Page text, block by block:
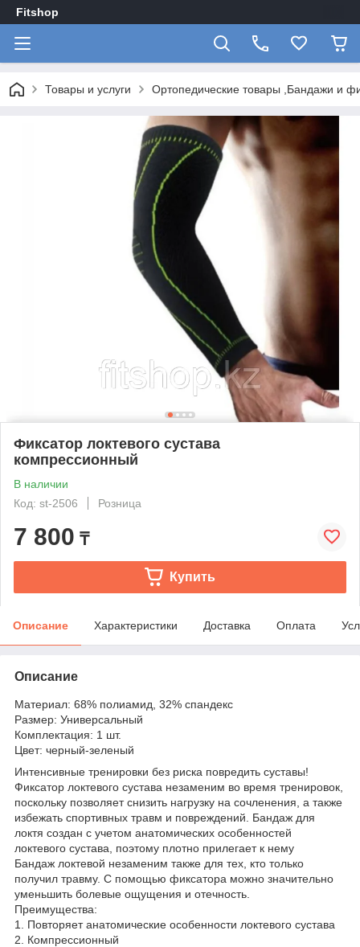
Fitshop
Товары и услуги Ортопедические товары ,Бандажи и
Фиксатор локтевого сустава
компрессионный
В наличии
Код: st-2506
Розница
7 800 ₸
Купить
Описание Характеристики Доставка Оплата
Описание
Материал: 68% полиамид, 32% спандекс
Размер: Универсальный
Комплектация: 1 шт.
Цвет: черный-зеленый
Интенсивные тренировки без риска повредить суставы!
Фиксатор локтевого сустава незаменим во время тренировок,
поскольку позволяет снизить нагрузку на сочленения, а также
избежать спортивных травм и повреждений. Бандаж для
локтя создан с учетом анатомических особенностей
локтевого сустава, поэтому плотно прилегает к нему
Бандаж локтевой незаменим также для тех, кто только
получил травму. С помощью фиксатора можно значительно
уменьшить болевые ощущения и отечность.
Преимущества:
1. Повторяет анатомические особенности локтевого сустава
2. Компрессионный